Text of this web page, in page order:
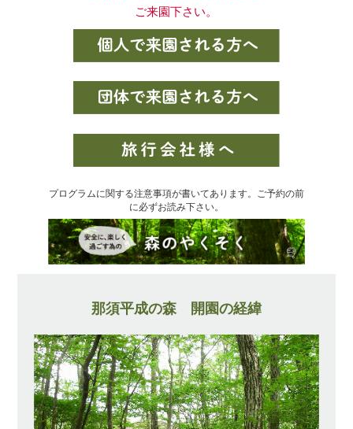
ご来園下さい。
プログラムに関する注意事項が書いてあります。ご予約の前
に必ずお読み下さい。
那須平成の森 開園の経緯